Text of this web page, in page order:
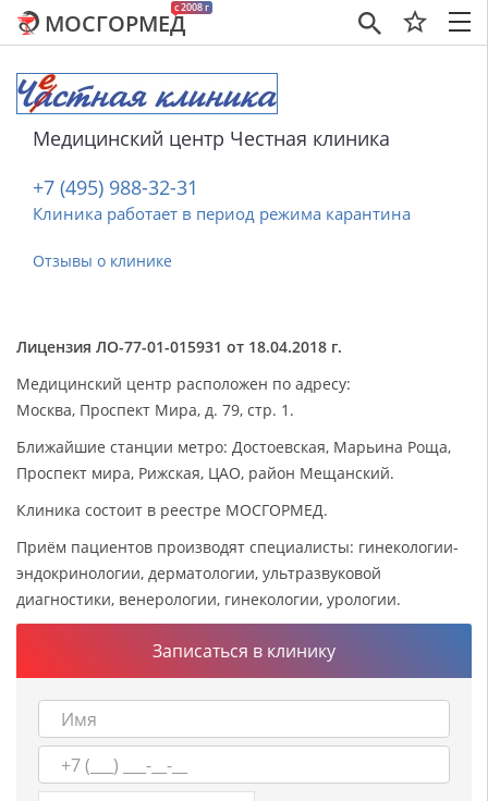
×
c 2008 г
МОСГОРМЕД
Медицинский центр Честная клиника
+7 (495) 988-32-31
Клиника работает в период режима карантина
Отзывы о клинике
Лицензия ЛО-77-01-015931 от 18.04.2018 г.
Медицинский центр расположен по адресу:
Москва, Проспект Мира, д. 79, стр. 1.
Ближайшие станции метро: Достоевская, Марьина Роща,
Проспект мира, Рижская, ЦАО, район Мещанский.
Клиника состоит в реестре МОСГОРМЕД.
Приём пациентов производят специалисты: гинекологии-
эндокринологии, дерматологии, ультразвуковой
диагностики, венерологии, гинекологии, урологии.
Записаться в клинику